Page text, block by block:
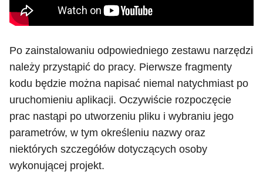
Po zainstalowaniu odpowiedniego zestawu narzędzi
należy przystąpić do pracy. Pierwsze fragmenty
kodu będzie można napisać niemal natychmiast po
uruchomieniu aplikacji. Oczywiście rozpoczęcie
prac nastąpi po utworzeniu pliku i wybraniu jego
parametrów, w tym określeniu nazwy oraz
niektórych szczegółów dotyczących osoby
wykonującej projekt.